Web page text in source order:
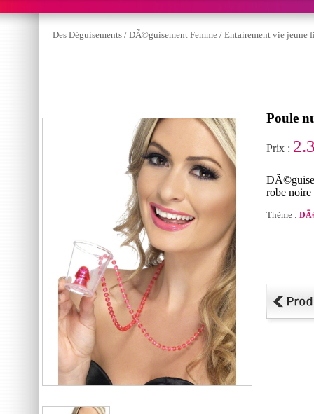
Des Déguisements / DÃ©guisement Femme / Entairement vie jeune
Poule
Prix :
robe noire
Thème :